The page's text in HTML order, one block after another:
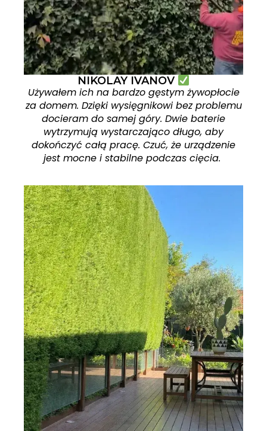
NIKOLAY IVANOV
Używałem ich na bardzo gęstym żywopłocie
za domem. Dzięki wysięgnikowi bez problemu
docieram do samej góry. Dwie baterie
wytrzymują wystarczająco długo, aby
dokończyć całą pracę. Czuć, że urządzenie
jest mocne i stabilne podczas cięcia.